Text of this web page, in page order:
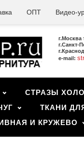
ОПТ Видео-
г.Москва
г.Санкт-
e-mail:
СТРАЗЫ
ТКАНИ
И КРУЖЕВО